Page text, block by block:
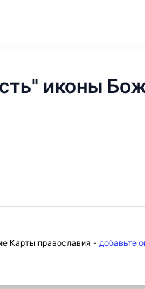
иконы
Карты православия - добавьте